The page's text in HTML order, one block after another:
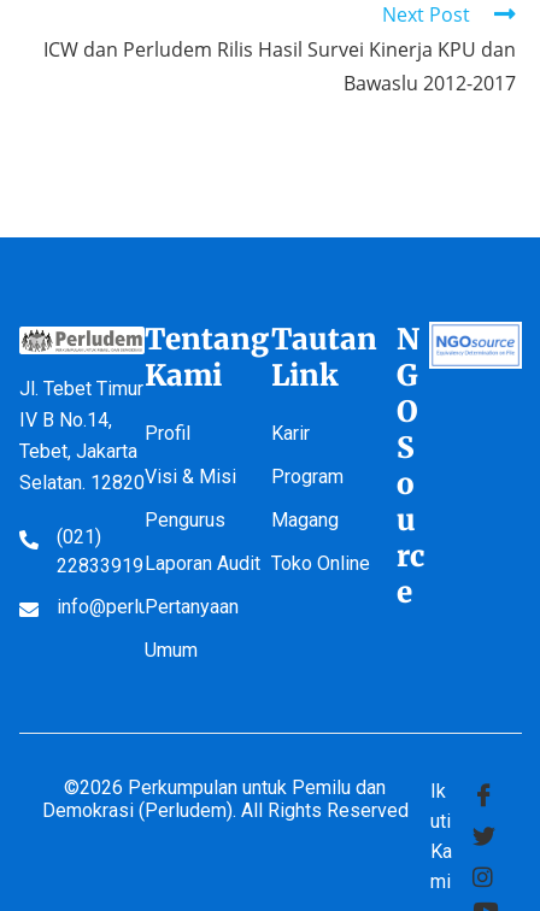
Next Post
ICW dan Perludem Rilis Hasil Survei Kinerja KPU dan
Bawaslu 2012-2017
Jl. Tebet Timur
IV B No.14,
Tebet, Jakarta
Selatan. 12820
(021)
22833919
info@perludem.or.id
Tentang
Kami
Profil
Visi & Misi
Pengurus
Laporan Audit
Pertanyaan
Umum
Tautan
Link
Karir
Program
Magang
Toko Online
N
G
O
S
o
u
rc
e
©2026 Perkumpulan untuk Pemilu dan
Demokrasi (Perludem). All Rights Reserved
Ik
uti
Ka
mi